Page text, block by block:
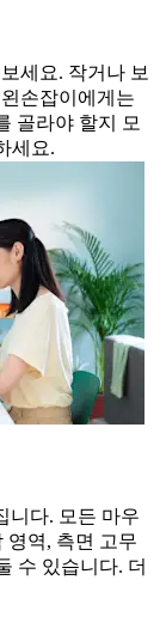
세요. 작거나 보
손잡이에게는
골라야 할지 모
세요.
니다. 모든 마우
영역, 측면 고무
수 있습니다. 더